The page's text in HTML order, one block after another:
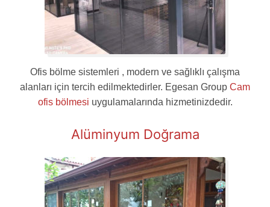
Ofis bölme sistemleri , modern ve sağlıklı çalışma
alanları için tercih edilmektedirler. Egesan Group Cam
ofis bölmesi uygulamalarında hizmetinizdedir.
Alüminyum Doğrama